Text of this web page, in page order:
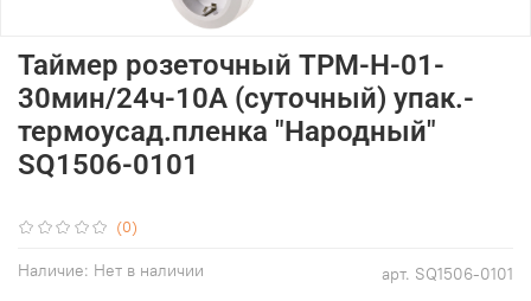
(0)
арт. SQ1506-0101
Наличие: Нет в наличии
Таймер розеточный ТРМ-Н-01-
30мин/24ч-10А (суточный) упак.-
термоусад.пленка "Народный"
SQ1506-0101